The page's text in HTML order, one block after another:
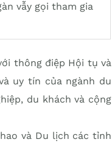
vẫy gọi tham gia
thông điệp Hội tụ và
uy tín của ngành du
du khách và cộng
và Du lịch các tỉnh